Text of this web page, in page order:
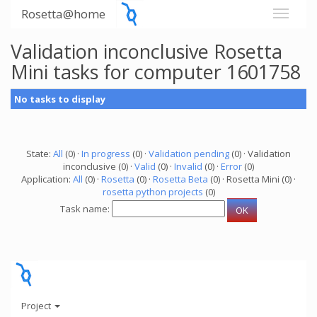
Rosetta@home
Validation inconclusive Rosetta
Mini tasks for computer 1601758
No tasks to display
State: All (0) · In progress (0) · Validation pending (0) · Validation
inconclusive (0) · Valid (0) · Invalid (0) · Error (0)
Application: All (0) · Rosetta (0) · Rosetta Beta (0) · Rosetta Mini (0) ·
rosetta python projects (0)
Task name:
Project